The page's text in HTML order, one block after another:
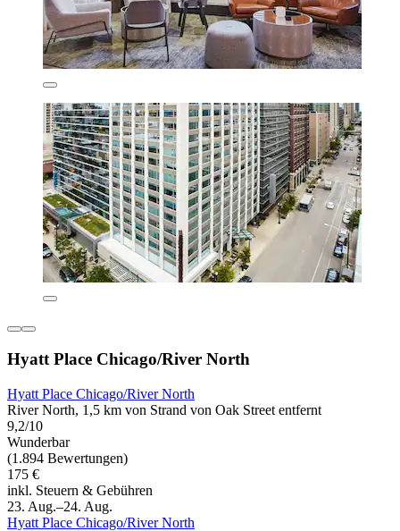
Hyatt Place Chicago/River North
Hyatt Place Chicago/River North
River North, 1,5 km von Strand von Oak Street entfernt
9,2/10
Wunderbar
(1.894 Bewertungen)
175 €
inkl. Steuern & Gebühren
23. Aug.–24. Aug.
Hyatt Place Chicago/River North